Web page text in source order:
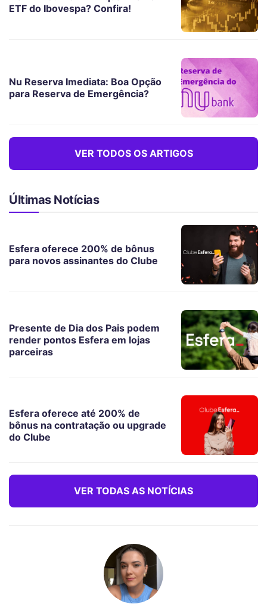
ETF do Ibovespa? Confira!
Nu Reserva Imediata: Boa Opção
para Reserva de Emergência?
VER TODOS OS ARTIGOS
Últimas Notícias
Esfera oferece 200% de bônus
para novos assinantes do Clube
Presente de Dia dos Pais podem
render pontos Esfera em lojas
parceiras
Esfera oferece até 200% de
bônus na contratação ou upgrade
do Clube
VER TODAS AS NOTÍCIAS